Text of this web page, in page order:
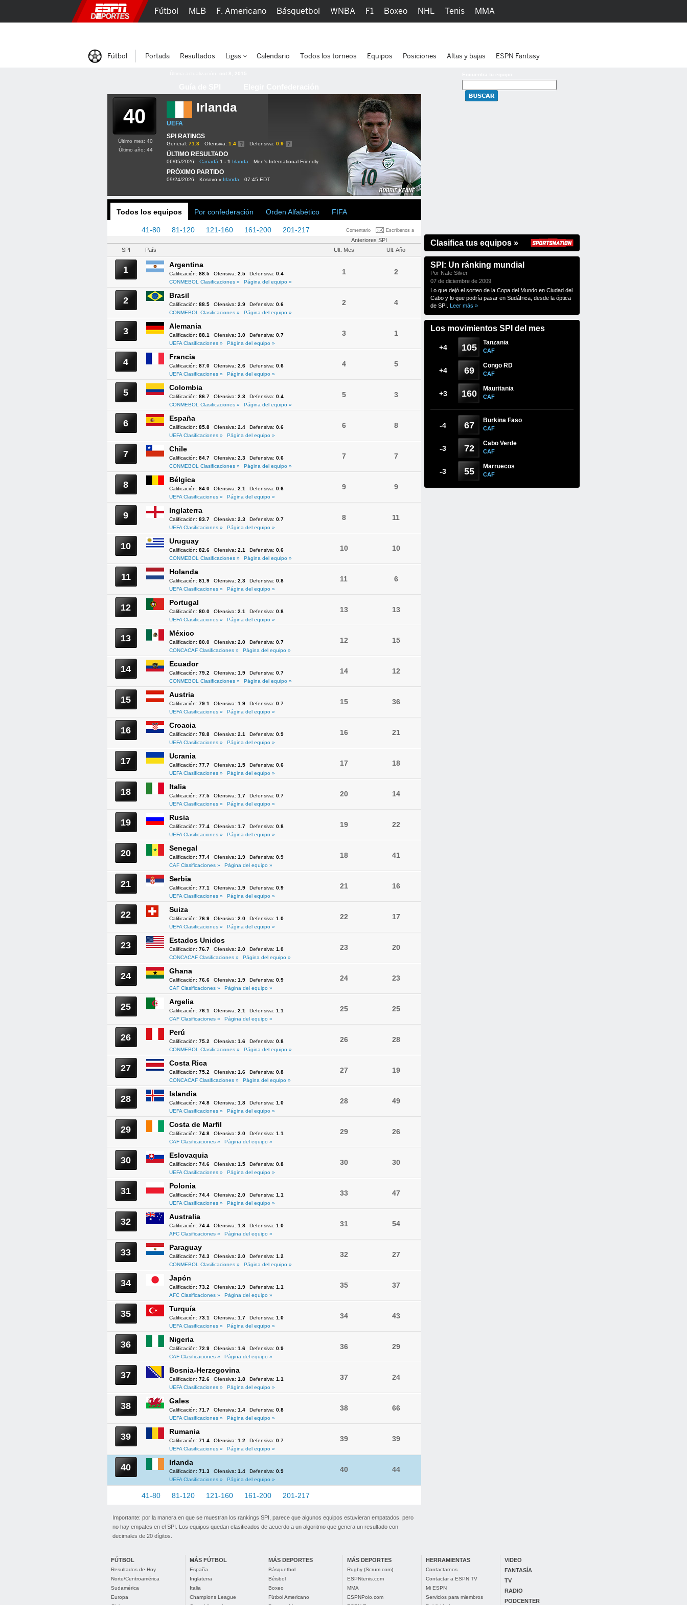
40 Irlanda
UEFA
SPI RATINGS
General: 71.3 Ofensiva: 1.4 Defensiva: 0.9
ÚLTIMO RESULTADO
06/05/2026 Canadá 1 - 1 Irlanda Men's International Friendly
PRÓXIMO PARTIDO
09/24/2026 Kosovo v Irlanda 07:45 EDT
Último mes: 40
Último año: 44
Todos los equipos Por confederación Orden Alfabético FIFA
Comentario Escríbenos a
41-80 81-120 121-160 161-200 201-217
Anteriores SPI
SPI
País Ult. Mes Ult. Año
1 Argentina
Calificación: 88.5 Ofensiva: 2.5 Defensiva: 0.4
CONMEBOL Clasificaciones »
Página del equipo »
1 2
2 Brasil
Calificación: 88.5 Ofensiva: 2.9 Defensiva: 0.6
CONMEBOL Clasificaciones »
Página del equipo »
2 4
3 Alemania
Calificación: 88.1 Ofensiva: 3.0 Defensiva: 0.7
UEFA Clasificaciones »
Página del equipo »
3 1
4 Francia
Calificación: 87.0 Ofensiva: 2.6 Defensiva: 0.6
UEFA Clasificaciones »
Página del equipo »
4 5
5 Colombia
Calificación: 86.7 Ofensiva: 2.3 Defensiva: 0.4
CONMEBOL Clasificaciones »
Página del equipo »
5 3
6 España
Calificación: 85.8 Ofensiva: 2.4 Defensiva: 0.6
UEFA Clasificaciones »
Página del equipo »
6 8
7 Chile
Calificación: 84.7 Ofensiva: 2.3 Defensiva: 0.6
CONMEBOL Clasificaciones »
Página del equipo »
7 7
8 Bélgica
Calificación: 84.0 Ofensiva: 2.1 Defensiva: 0.6
UEFA Clasificaciones »
Página del equipo »
9 9
9 Inglaterra
Calificación: 83.7 Ofensiva: 2.3 Defensiva: 0.7
UEFA Clasificaciones »
Página del equipo »
8 11
10 Uruguay
Calificación: 82.6 Ofensiva: 2.1 Defensiva: 0.6
CONMEBOL Clasificaciones »
Página del equipo »
10 10
11 Holanda
Calificación: 81.9 Ofensiva: 2.3 Defensiva: 0.8
UEFA Clasificaciones »
Página del equipo »
11 6
12 Portugal
Calificación: 80.0 Ofensiva: 2.1 Defensiva: 0.8
UEFA Clasificaciones »
Página del equipo »
13 13
13 México
Calificación: 80.0 Ofensiva: 2.0 Defensiva: 0.7
CONCACAF Clasificaciones »
Página del equipo »
12 15
14 Ecuador
Calificación: 79.2 Ofensiva: 1.9 Defensiva: 0.7
CONMEBOL Clasificaciones »
Página del equipo »
14 12
15 Austria
Calificación: 79.1 Ofensiva: 1.9 Defensiva: 0.7
UEFA Clasificaciones »
Página del equipo »
15 36
16 Croacia
Calificación: 78.8 Ofensiva: 2.1 Defensiva: 0.9
UEFA Clasificaciones »
Página del equipo »
16 21
17 Ucrania
Calificación: 77.7 Ofensiva: 1.5 Defensiva: 0.6
UEFA Clasificaciones »
Página del equipo »
17 18
18 Italia
Calificación: 77.5 Ofensiva: 1.7 Defensiva: 0.7
UEFA Clasificaciones »
Página del equipo »
20 14
19 Rusia
Calificación: 77.4 Ofensiva: 1.7 Defensiva: 0.8
UEFA Clasificaciones »
Página del equipo »
19 22
20 Senegal
Calificación: 77.4 Ofensiva: 1.9 Defensiva: 0.9
CAF Clasificaciones »
Página del equipo »
18 41
21 Serbia
Calificación: 77.1 Ofensiva: 1.9 Defensiva: 0.9
UEFA Clasificaciones »
Página del equipo »
21 16
22 Suiza
Calificación: 76.9 Ofensiva: 2.0 Defensiva: 1.0
UEFA Clasificaciones »
Página del equipo »
22 17
23 Estados Unidos
Calificación: 76.7 Ofensiva: 2.0 Defensiva: 1.0
CONCACAF Clasificaciones »
Página del equipo »
23 20
24 Ghana
Calificación: 76.6 Ofensiva: 1.9 Defensiva: 0.9
CAF Clasificaciones »
Página del equipo »
24 23
25 Argelia
Calificación: 76.1 Ofensiva: 2.1 Defensiva: 1.1
CAF Clasificaciones »
Página del equipo »
25 25
26 Perú
Calificación: 75.2 Ofensiva: 1.6 Defensiva: 0.8
CONMEBOL Clasificaciones »
Página del equipo »
26 28
27 Costa Rica
Calificación: 75.2 Ofensiva: 1.6 Defensiva: 0.8
CONCACAF Clasificaciones »
Página del equipo »
27 19
28 Islandia
Calificación: 74.8 Ofensiva: 1.8 Defensiva: 1.0
UEFA Clasificaciones »
Página del equipo »
28 49
29 Costa de Marfil
Calificación: 74.8 Ofensiva: 2.0 Defensiva: 1.1
CAF Clasificaciones »
Página del equipo »
29 26
30 Eslovaquia
Calificación: 74.6 Ofensiva: 1.5 Defensiva: 0.8
UEFA Clasificaciones »
Página del equipo »
30 30
31 Polonia
Calificación: 74.4 Ofensiva: 2.0 Defensiva: 1.1
UEFA Clasificaciones »
Página del equipo »
33 47
32 Australia
Calificación: 74.4 Ofensiva: 1.8 Defensiva: 1.0
AFC Clasificaciones »
Página del equipo »
31 54
33 Paraguay
Calificación: 74.3 Ofensiva: 2.0 Defensiva: 1.2
CONMEBOL Clasificaciones »
Página del equipo »
32 27
34 Japón
Calificación: 73.2 Ofensiva: 1.9 Defensiva: 1.1
AFC Clasificaciones »
Página del equipo »
35 37
35 Turquía
Calificación: 73.1 Ofensiva: 1.7 Defensiva: 1.0
UEFA Clasificaciones »
Página del equipo »
34 43
36 Nigeria
Calificación: 72.9 Ofensiva: 1.6 Defensiva: 0.9
CAF Clasificaciones »
Página del equipo »
36 29
37 Bosnia-Herzegovina
Calificación: 72.6 Ofensiva: 1.8 Defensiva: 1.1
UEFA Clasificaciones »
Página del equipo »
37 24
38 Gales
Calificación: 71.7 Ofensiva: 1.4 Defensiva: 0.8
UEFA Clasificaciones »
Página del equipo »
38 66
39 Rumania
Calificación: 71.4 Ofensiva: 1.2 Defensiva: 0.7
UEFA Clasificaciones »
Página del equipo »
39 39
40 Irlanda
Calificación: 71.3 Ofensiva: 1.4 Defensiva: 0.9
UEFA Clasificaciones »
Página del equipo »
40 44
41-80 81-120 121-160 161-200 201-217
Importante: por la manera en que se muestran los rankings SPI, parece que algunos equipos estuvieran empatados, pero
no hay empates en el SPI. Los equipos quedan clasificados de acuerdo a un algoritmo que genera un resultado con
decimales de 20 dígitos.
Clasifica tus equipos »
SPI: Un ránking mundial
Por Nate Silver
07 de diciembre de 2009
Lo que dejó el sorteo de la Copa del Mundo en Ciudad del
Cabo y lo que podría pasar en Sudáfrica, desde la óptica
de SPI. Leer más »
Los movimientos SPI del mes
+4 105 Tanzania
CAF
+4 69 Congo RD
CAF
+3 160 Mauritania
CAF
-4 67 Burkina Faso
CAF
-3 72 Cabo Verde
CAF
-3 55 Marruecos
CAF
FÚTBOL
Resultados de Hoy
Norte/Centroamérica
Sudamérica
Europa
MÁS FÚTBOL
España
Inglaterra
Italia
Champions League
MÁS DEPORTES
Básquetbol
Béisbol
Boxeo
Fútbol Americano
MÁS DEPORTES
Rugby (Scrum.com)
ESPNtenis.com
MMA
ESPNPolo.com
HERRAMIENTAS
Contactarnos
Contactar a ESPN TV
Mi ESPN
Servicios para miembros
VIDEO
FANTASÍA
TV
RADIO
PODCENTER
Fútbol MLB F. Americano Básquetbol WNBA F1 Boxeo NHL Tenis MMA
Fútbol Portada Resultados Ligas Calendario Todos los torneos Equipos Posiciones Altas y bajas ESPN Fantasy